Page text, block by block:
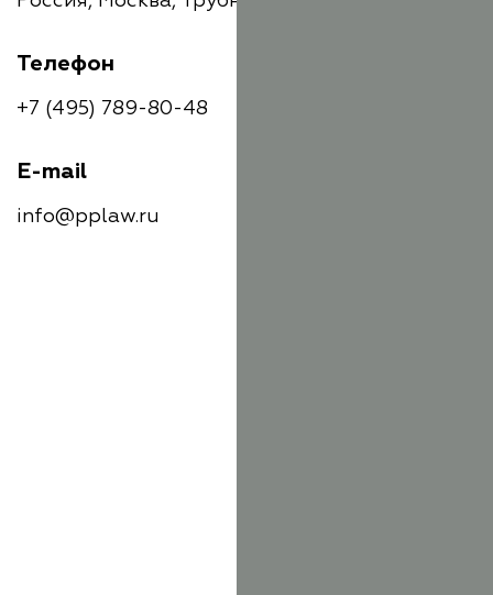
Телефон
+7 (495) 789-80-48
E-mail
info@pplaw.ru